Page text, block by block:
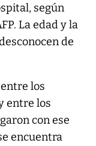
según
La edad y la
de
los
entre los
con ese
encuentra